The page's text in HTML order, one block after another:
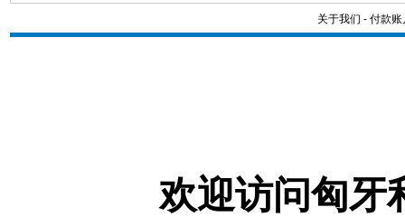
关于我们 - 付款账
欢迎访问匈牙